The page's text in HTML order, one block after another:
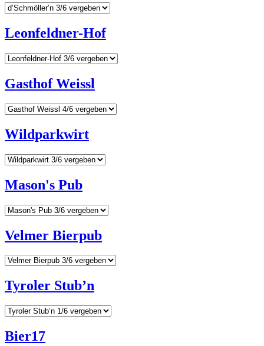
Leonfeldner-Hof
Gasthof Weissl
Wildparkwirt
Mason's Pub
Velmer Bierpub
Tyroler Stub’n
Bier17